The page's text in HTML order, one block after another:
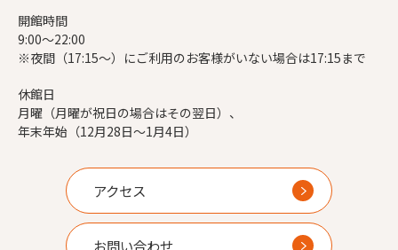
開館時間
9:00～22:00
※夜間（17:15～）にご利用のお客様がいない場合は17:15まで
休館日
月曜（月曜が祝日の場合はその翌日）、
年末年始（12月28日～1月4日）
アクセス
お問い合わせ